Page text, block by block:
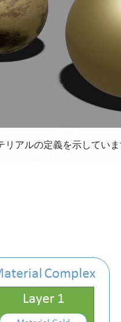
リアルの定義を示してい